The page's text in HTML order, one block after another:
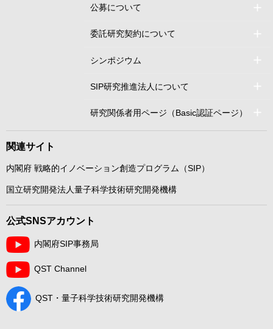
公募について
委託研究契約について
シンポジウム
SIP研究推進法人について
研究関係者用ページ（Basic認証ページ）
関連サイト
内閣府 戦略的イノベーション創造プログラム（SIP）
国立研究開発法人量子科学技術研究開発機構
公式SNSアカウント
内閣府SIP事務局
QST Channel
QST・量子科学技術研究開発機構